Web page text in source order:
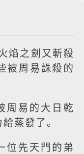
焰之劍又斬殺
被周易誅殺的
周易的大日乾
蒸發了。
位先天門的弟